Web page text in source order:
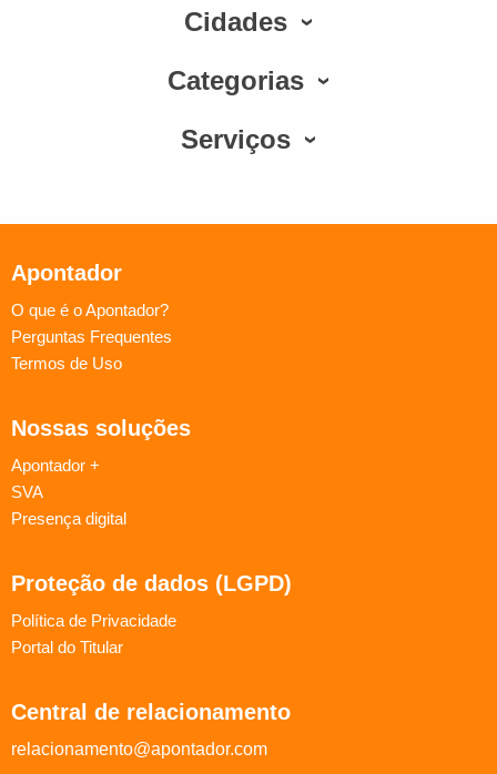
Cidades
Categorias
Serviços
Apontador
O que é o Apontador?
Perguntas Frequentes
Termos de Uso
Nossas soluções
Apontador +
SVA
Presença digital
Proteção de dados (LGPD)
Política de Privacidade
Portal do Titular
Central de relacionamento
relacionamento@apontador.com